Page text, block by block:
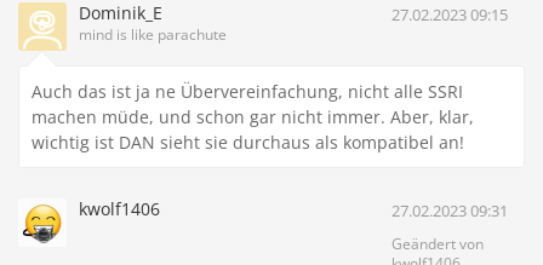
Dominik_E
mind is like parachute
27.02.2023 09:15
Auch das ist ja ne Übervereinfachung, nicht alle SSRI
machen müde, und schon gar nicht immer. Aber, klar,
wichtig ist DAN sieht sie durchaus als kompatibel an!
kwolf1406 27.02.2023 09:31
Geändert von